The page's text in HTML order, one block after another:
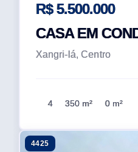
R$ 5.500.000
CASA EM
Xangri-lá, Centro
4 350 m² 0 m²
4425